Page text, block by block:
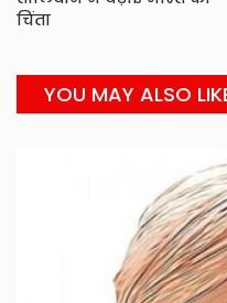
चिंता
YOU MAY ALSO